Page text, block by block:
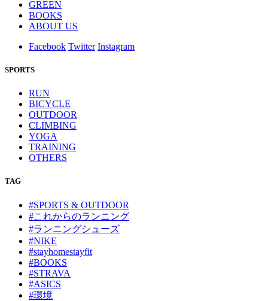
GREEN
BOOKS
ABOUT US
Facebook Twitter Instagram
SPORTS
RUN
BICYCLE
OUTDOOR
CLIMBING
YOGA
TRAINING
OTHERS
TAG
#SPORTS & OUTDOOR
#これからのランニング
#ランニングシューズ
#NIKE
#stayhomestayfit
#BOOKS
#STRAVA
#ASICS
#環境